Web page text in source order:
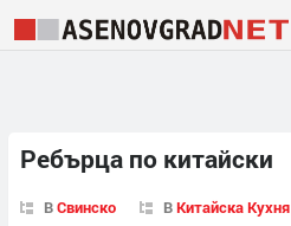
Ребърца по китайски
ВСвинско ВКитайска Кухня